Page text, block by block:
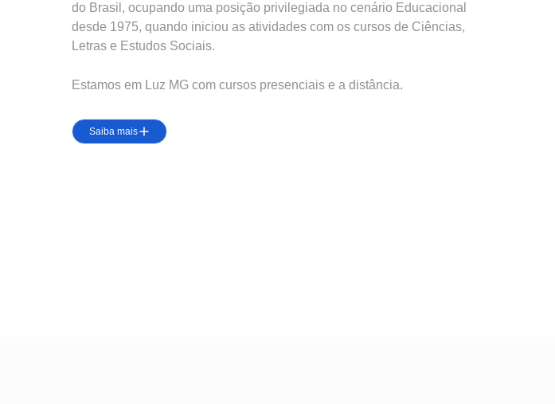
do Brasil, ocupando uma posição privilegiada no cenário Educacional
desde 1975, quando iniciou as atividades com os cursos de Ciências,
Letras e Estudos Sociais.
Estamos em Luz MG com cursos presenciais e a distância.
Saiba mais